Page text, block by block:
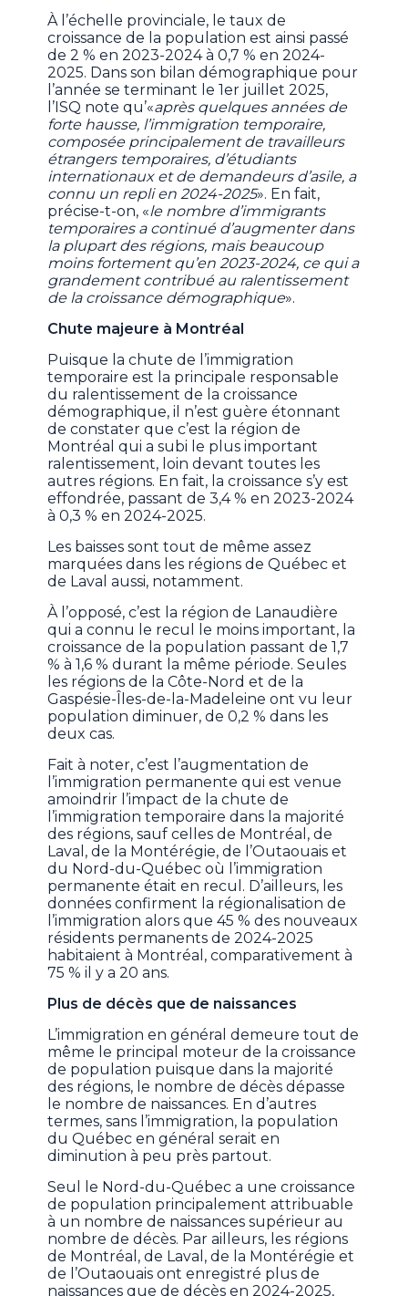
À l’échelle provinciale, le taux de
croissance de la population est ainsi passé
de 2 % en 2023-2024 à 0,7 % en 2024-
2025. Dans son bilan démographique pour
l’année se terminant le 1er juillet 2025,
l’ISQ note qu’«après quelques années de
forte hausse, l’immigration temporaire,
composée principalement de travailleurs
étrangers temporaires, d’étudiants
internationaux et de demandeurs d’asile, a
connu un repli en 2024-2025». En fait,
précise-t-on, «le nombre d’immigrants
temporaires a continué d’augmenter dans
la plupart des régions, mais beaucoup
moins fortement qu’en 2023-2024, ce qui a
grandement contribué au ralentissement
de la croissance démographique».
Chute majeure à Montréal
Puisque la chute de l’immigration
temporaire est la principale responsable
du ralentissement de la croissance
démographique, il n’est guère étonnant
de constater que c’est la région de
Montréal qui a subi le plus important
ralentissement, loin devant toutes les
autres régions. En fait, la croissance s’y est
effondrée, passant de 3,4 % en 2023-2024
à 0,3 % en 2024-2025.
Les baisses sont tout de même assez
marquées dans les régions de Québec et
de Laval aussi, notamment.
À l’opposé, c’est la région de Lanaudière
qui a connu le recul le moins important, la
croissance de la population passant de 1,7
% à 1,6 % durant la même période. Seules
les régions de la Côte-Nord et de la
Gaspésie-Îles-de-la-Madeleine ont vu leur
population diminuer, de 0,2 % dans les
deux cas.
Fait à noter, c’est l’augmentation de
l’immigration permanente qui est venue
amoindrir l’impact de la chute de
l’immigration temporaire dans la majorité
des régions, sauf celles de Montréal, de
Laval, de la Montérégie, de l’Outaouais et
du Nord-du-Québec où l’immigration
permanente était en recul. D’ailleurs, les
données confirment la régionalisation de
l’immigration alors que 45 % des nouveaux
résidents permanents de 2024-2025
habitaient à Montréal, comparativement à
75 % il y a 20 ans.
Plus de décès que de naissances
L’immigration en général demeure tout de
même le principal moteur de la croissance
de population puisque dans la majorité
des régions, le nombre de décès dépasse
le nombre de naissances. En d’autres
termes, sans l’immigration, la population
du Québec en général serait en
diminution à peu près partout.
Seul le Nord-du-Québec a une croissance
de population principalement attribuable
à un nombre de naissances supérieur au
nombre de décès. Par ailleurs, les régions
de Montréal, de Laval, de la Montérégie et
de l’Outaouais ont enregistré plus de
naissances que de décès en 2024-2025,